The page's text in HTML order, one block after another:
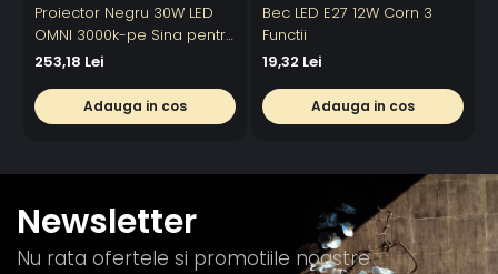
Proiector Negru 30W LED
OMNI 3000k-pe Sina pentru
Display Magazin
253,18 Lei
Adauga in cos
Bec LED E27 12W Corn 3
Functii
19,32 Lei
Adauga in cos
Newsletter
Nu rata ofertele si promotiile noastre